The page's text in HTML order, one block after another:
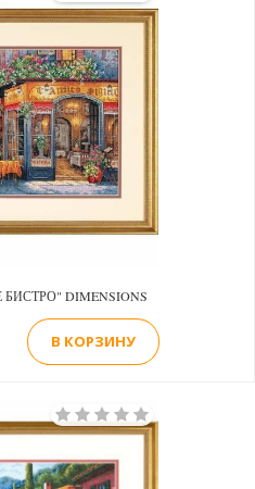
DIMENSIONS
В КОРЗИНУ